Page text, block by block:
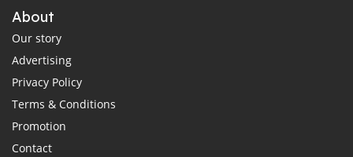
About
Our story
Advertising
Privacy Policy
Terms & Conditions
Promotion
Contact